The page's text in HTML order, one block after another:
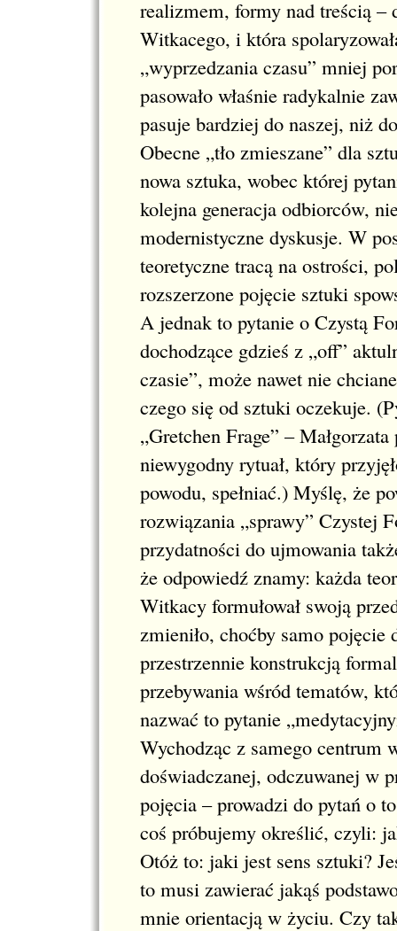
realizmem, formy nad treścią –
Witkacego, i która
„wyprzedzania czasu” mniej
pasowało właśnie radykalnie
pasuje bardziej do naszej, niż
Obecne „tło zmieszane” dla
nowa sztuka, wobec której
kolejna generacja odbiorców,
modernistyczne dyskusje. W
teoretyczne tracą na ostrości,
rozszerzone pojęcie sztuki
A jednak to pytanie o Czystą
dochodzące gdzieś z „off”
czasie”, może nawet nie
czego się od sztuki oczekuje.
„Gretchen Frage” –
niewygodny rytuał, który
powodu, spełniać.) Myślę, że
rozwiązania „sprawy” Czystej
przydatności do ujmowania
że odpowiedź znamy: każda
Witkacy formułował swoją
zmieniło, choćby samo pojęcie
przestrzennie konstrukcją
przebywania wśród tematów,
nazwać to pytanie
Wychodząc z samego centrum
doświadczanej, odczuwanej w
pojęcia – prowadzi do pytań o
coś próbujemy określić, czyli:
Otóż to: jaki jest sens sztuki?
to musi zawierać jakąś
mnie orientacją w życiu. Czy